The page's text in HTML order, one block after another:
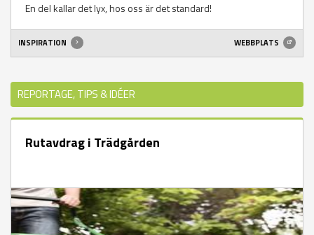
En del kallar det lyx, hos oss är det standard!
INSPIRATION WEBBPLATS
REPORTAGE, TIPS & IDÉER
Rutavdrag i Trädgården